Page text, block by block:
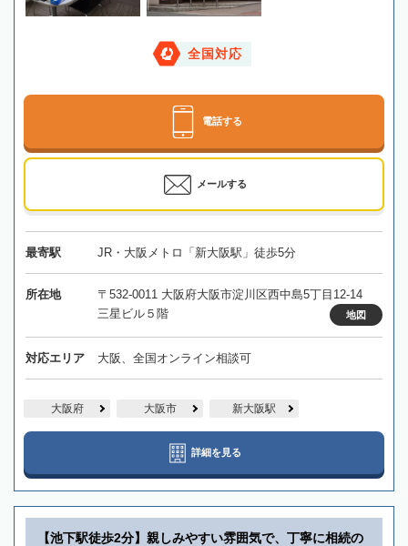
全国対応
電話する
メールする
最寄駅 JR・大阪メトロ「新大阪駅」徒歩5分
所在地
〒532-0011 大阪府大阪市淀川区西中島5丁目12-14
三星ビル５階
地図
対応エリア 大阪、全国オンライン相談可
大阪府 大阪市 新大阪駅
詳細を見る
【池下駅徒歩2分】親しみやすい雰囲気で、丁寧に相続の